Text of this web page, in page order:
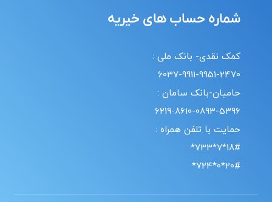
شماره حساب های خیریه
کمک نقدی- بانک ملی :
6037-9911-9951-2470
حامیان-بانک سامان :
6219-8610-0893-5396
حمایت با تلفن همراه :
18#*7*733*
20#*0*724*